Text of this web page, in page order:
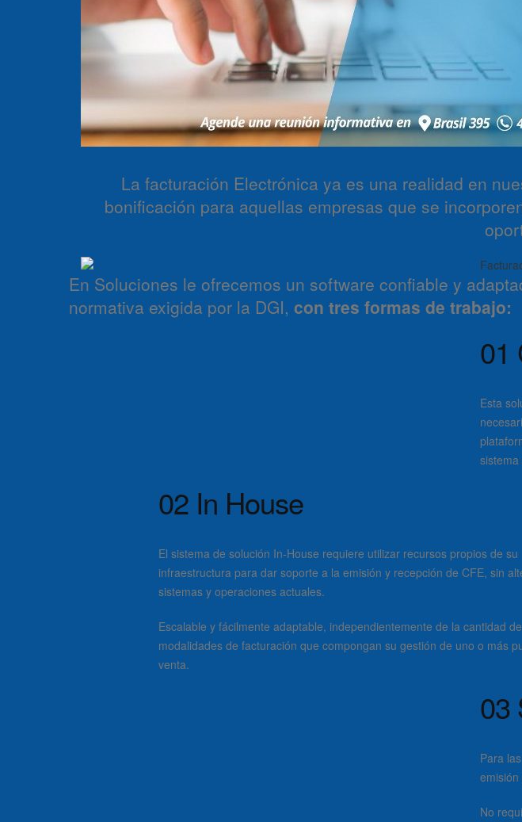
La facturación Electrónica ya es una realidad en
bonificación para aquellas empresas que se
En Soluciones le ofrecemos un software confiable y
normativa exigida por la DGI, con tres formas de trabajo:
01
Esta
02In House
El sistema de solución In-House requiere utilizar recursos propios de su
infraestructura para dar soporte a la emisión y recepción de CFE, sin
sistemas y operaciones actuales.
Escalable y fácilmente adaptable, independientemente de la cantidad
modalidades de facturación que compongan su gestión de uno o más
venta.
03
Para
No